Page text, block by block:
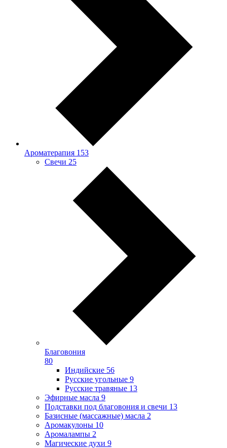
Ароматерапия 153
Свечи 25
Благовония
80
Индийские 56
Русские угольные 9
Русские травяные 13
Эфирные масла 9
Подставки под благовония и свечи 13
Базисные (массажные) масла 2
Аромакулоны 10
Аромалампы 2
Магические духи 9